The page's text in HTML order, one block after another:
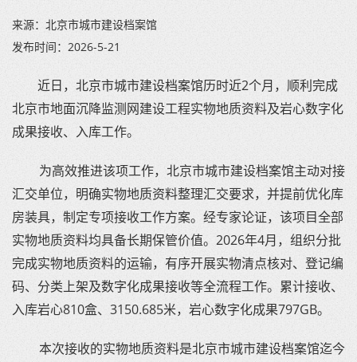
来源： 北京市城市建设档案馆
发布时间： 2026-5-21
近日，北京市城市建设档案馆历时近2个月，顺利完成
北京市地面沉降监测网建设工程实物地质资料及岩心数字化
成果接收、入库工作。
为高效推进该项工作，北京市城市建设档案馆主动对接
汇交单位，明确实物地质资料整理汇交要求，并提前优化库
房装具，制定专项接收工作方案。经专家论证，该项目全部
实物地质资料均具备长期保管价值。2026年4月，组织分批
完成实物地质资料的运输，有序开展实物清点核对、登记编
码、分类上架及数字化成果接收等全流程工作。累计接收、
入库岩心810盒、3150.685米，岩心数字化成果797GB。
本次接收的实物地质资料是北京市城市建设档案馆迄今